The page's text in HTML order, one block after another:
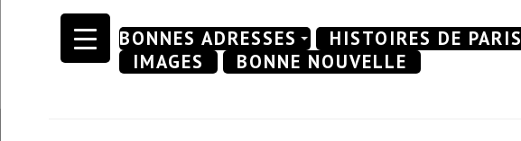
Skip
BONNES ADRESSES HISTOIRES DE PARIS
IMAGES
BONNE NOUVELLE